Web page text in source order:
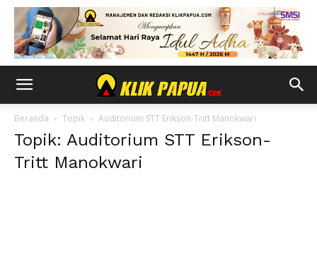
Beranda Topik Auditorium STT Erikson-Tritt Manokwari
Topik: Auditorium STT Erikson-
Tritt Manokwari